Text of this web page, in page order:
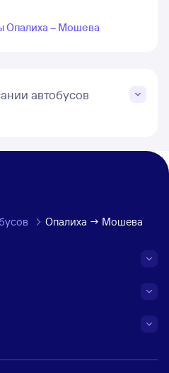
Опалиха – Мошева
автобусов
Опалиха → Мошева